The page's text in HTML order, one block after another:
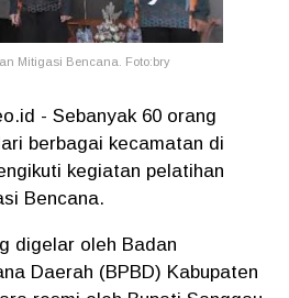
Mitigasi Bencana. Foto:bry
- Sebanyak 60 orang
berbagai kecamatan di
kegiatan pelatihan
Bencana.
digelar oleh Badan
Daerah (BPBD) Kabupaten